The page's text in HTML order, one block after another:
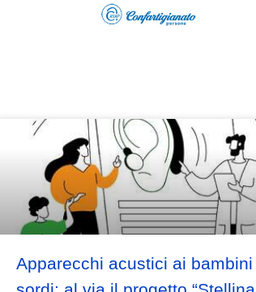
Apparecchi acustici ai bambini